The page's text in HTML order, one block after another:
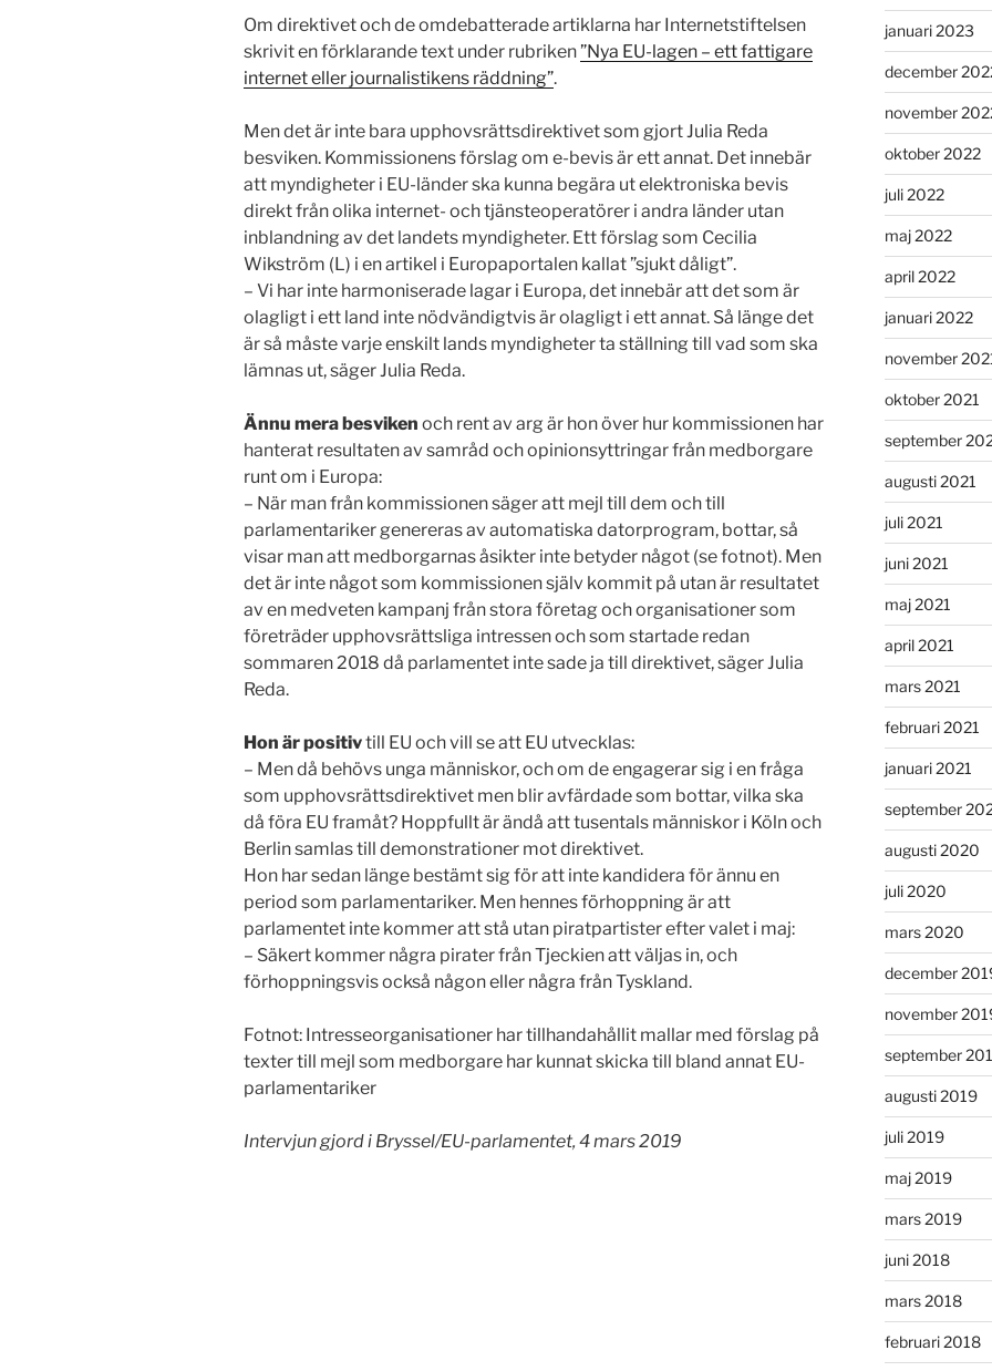
Om direktivet och de omdebatterade artiklarna har Internetstiftelsen
skrivit en förklarande text under rubriken ”Nya EU-lagen – ett fattigare
internet eller journalistikens räddning”.
Men det är inte bara upphovsrättsdirektivet som gjort Julia Reda
besviken. Kommissionens förslag om e-bevis är ett annat. Det innebär
att myndigheter i EU-länder ska kunna begära ut elektroniska bevis
direkt från olika internet- och tjänsteoperatörer i andra länder utan
inblandning av det landets myndigheter. Ett förslag som Cecilia
Wikström (L) i en artikel i Europaportalen kallat ”sjukt dåligt”.
– Vi har inte harmoniserade lagar i Europa, det innebär att det som är
olagligt i ett land inte nödvändigtvis är olagligt i ett annat. Så länge det
är så måste varje enskilt lands myndigheter ta ställning till vad som ska
lämnas ut, säger Julia Reda.
Ännu mera besviken och rent av arg är hon över hur kommissionen har
hanterat resultaten av samråd och opinionsyttringar från medborgare
runt om i Europa:
– När man från kommissionen säger att mejl till dem och till
parlamentariker genereras av automatiska datorprogram, bottar, så
visar man att medborgarnas åsikter inte betyder något (se fotnot). Men
det är inte något som kommissionen själv kommit på utan är resultatet
av en medveten kampanj från stora företag och organisationer som
företräder upphovsrättsliga intressen och som startade redan
sommaren 2018 då parlamentet inte sade ja till direktivet, säger Julia
Reda.
Hon är positivtill EU och vill se att EU utvecklas:
– Men då behövs unga människor, och om de engagerar sig i en fråga
som upphovsrättsdirektivet men blir avfärdade som bottar, vilka ska
då föra EU framåt? Hoppfullt är ändå att tusentals människor i Köln och
Berlin samlas till demonstrationer mot direktivet.
Hon har sedan länge bestämt sig för att inte kandidera för ännu en
period som parlamentariker. Men hennes förhoppning är att
parlamentet inte kommer att stå utan piratpartister efter valet i maj:
– Säkert kommer några pirater från Tjeckien att väljas in, och
förhoppningsvis också någon eller några från Tyskland.
Fotnot: Intresseorganisationer har tillhandahållit mallar med förslag på
texter till mejl som medborgare har kunnat skicka till bland annat EU-
parlamentariker
Intervjun gjord i Bryssel/EU-parlamentet, 4 mars 2019
januari 2023
december
november
oktober 2022
juli 2022
maj 2022
april 2022
januari 2022
november
oktober 2021
september
augusti 2021
juli 2021
juni 2021
maj 2021
april 2021
mars 2021
februari 2021
januari 2021
september
augusti 2020
juli 2020
mars 2020
december
november
september
augusti 2019
juli 2019
maj 2019
mars 2019
juni 2018
mars 2018
februari 2018